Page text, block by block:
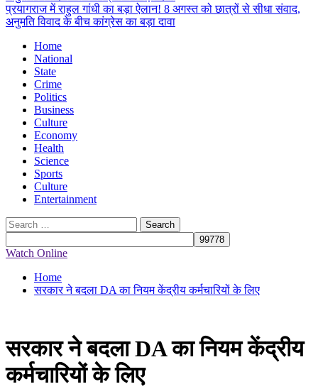
प्रयागराज में राहुल गांधी का बड़ा ऐलान! 8 अगस्त को छात्रों से सीधा संवाद,
अनुमति विवाद के बीच कांग्रेस का बड़ा दावा
Primary
Menu
Home
National
State
Crime
Politics
Business
Culture
Economy
Health
Science
Sports
Culture
Entertainment
Search
for:
Watch Online
Home
सरकार ने बदला DA का न‍ियम केंद्रीय कर्मचार‍ियों के ल‍िए
सरकार ने बदला DA का न‍ियम केंद्रीय
कर्मचार‍ियों के ल‍िए